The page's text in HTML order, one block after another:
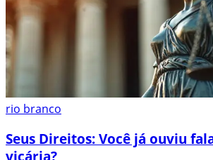
rio branco
Seus Direitos: Você já ouviu
vicária?